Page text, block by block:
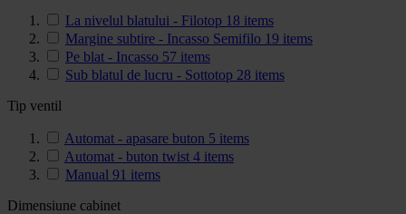
La nivelul blatului - Filotop 18 items
Margine subtire - Incasso Semifilo 19 items
Pe blat - Incasso 57 items
Sub blatul de lucru - Sottotop 28 items
Tip ventil
Automat - apasare buton 5 items
Automat - buton twist 4 items
Manual 91 items
Dimensiune cabinet